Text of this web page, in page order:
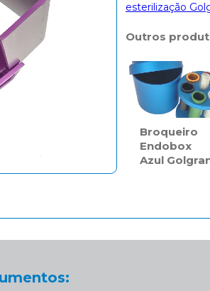
esterilização
Outros
Broqueiro
Endobox
Azul